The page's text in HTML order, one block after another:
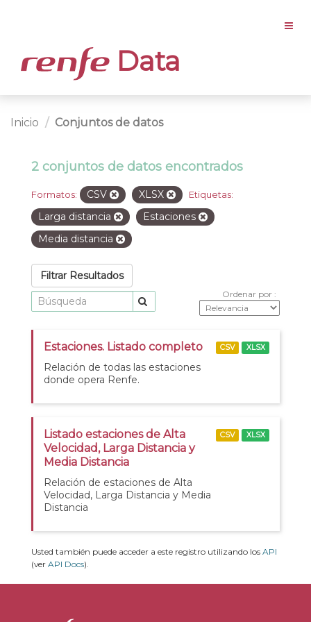
Data
Inicio Conjuntos de datos
2 conjuntos de datos encontrados
Formatos: CSV XLSX Etiquetas:
Larga distancia
Estaciones
Media distancia
Filtrar Resultados
Ordenar por
Estaciones. Listado completo
Relación de todas las estaciones
donde opera Renfe.
CSV XLSX
Listado estaciones de Alta
Velocidad, Larga Distancia y
Media Distancia
Relación de estaciones de Alta
Velocidad, Larga Distancia y Media
Distancia
CSV XLSX
Usted también puede acceder a este registro utilizando los API
(ver API Docs).